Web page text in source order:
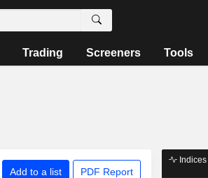
Trading Screeners Tools
Add to a list PDF Report
Indices